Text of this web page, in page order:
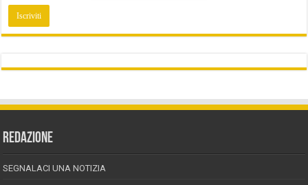
REDAZIONE
SEGNALACI UNA NOTIZIA